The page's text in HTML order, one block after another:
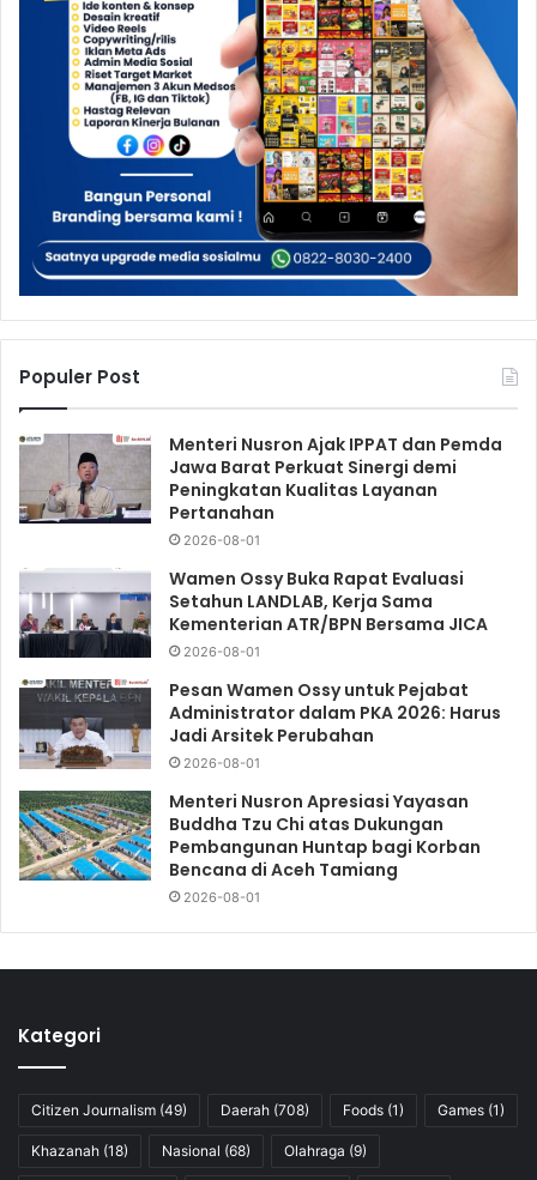
Populer Post
Menteri Nusron Ajak IPPAT dan Pemda
Jawa Barat Perkuat Sinergi demi
Peningkatan Kualitas Layanan
Pertanahan
2026-08-01
Wamen Ossy Buka Rapat Evaluasi
Setahun LANDLAB, Kerja Sama
Kementerian ATR/BPN Bersama JICA
2026-08-01
Pesan Wamen Ossy untuk Pejabat
Administrator dalam PKA 2026: Harus
Jadi Arsitek Perubahan
2026-08-01
Menteri Nusron Apresiasi Yayasan
Buddha Tzu Chi atas Dukungan
Pembangunan Huntap bagi Korban
Bencana di Aceh Tamiang
2026-08-01
Kategori
Citizen Journalism (49) Daerah (708) Foods (1) Games (1)
Khazanah (18) Nasional (68) Olahraga (9)